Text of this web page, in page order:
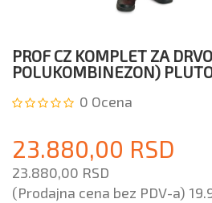
PROF CZ KOMPLET ZA
POLUKOMBINEZON)
0 Ocena
23.880,00 RSD
23.880,00 RSD
(Prodajna cena bez PDV-a)